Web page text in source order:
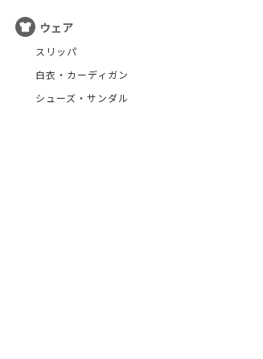
ウェア
スリッパ
白衣・カーディガン
シューズ・サンダル